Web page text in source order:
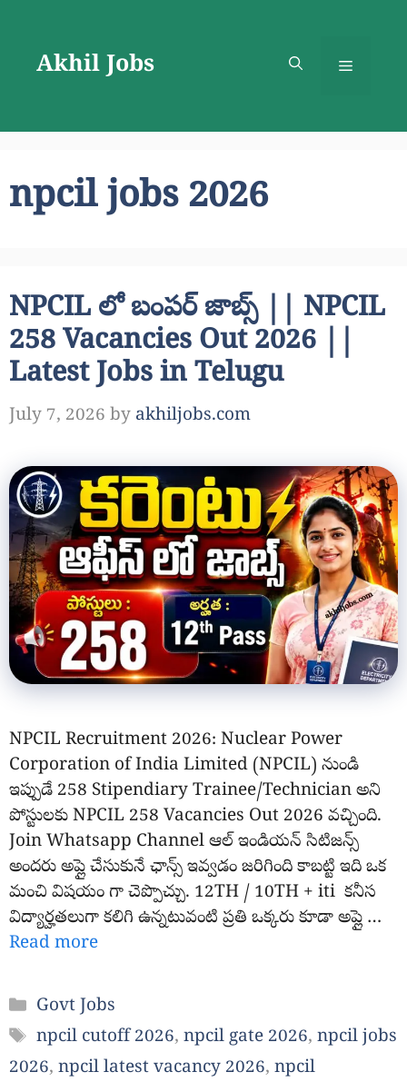
contentAkhil Jobs Menu
npcil jobs 2026
NPCIL లో బంపర్ జాబ్స్ || NPCIL
258 Vacancies Out 2026 ||
Latest Jobs in Telugu
July 7, 2026 by akhiljobs.com
NPCIL Recruitment 2026: Nuclear Power
Corporation of India Limited (NPCIL) నుండి
ఇప్పుడే 258 Stipendiary Trainee/Technician అని
పోస్టులకు NPCIL 258 Vacancies Out 2026 వచ్చింది.
Join Whatsapp Channel ఆల్ ఇండియన్ సిటిజన్స్
అందరు అప్లై చేసుకునే ఛాన్స్ ఇవ్వడం జరిగింది కాబట్టి ఇది ఒక
మంచి విషయం గా చెప్పొచ్చు. 12TH / 10TH + iti కనీస
విద్యార్హతలుగా కలిగి ఉన్నటువంటి ప్రతి ఒక్కరు కూడా అప్లై …
Read more
Categories
Govt Jobs
Tags
npcil cutoff 2026,npcil gate 2026,npcil jobs
2026, npcil latest vacancy 2026, npcil